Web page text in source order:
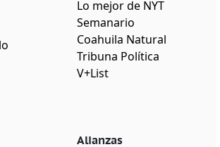
Lo mejor de NYT
Semanario
Coahuila Natural
Tribuna Política
V+List
Alianzas